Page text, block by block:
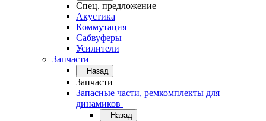
Спец. предложение
Акустика
Коммутация
Сабвуферы
Усилители
Запчасти
Назад
Запчасти
Запасные части, ремкомплекты для
динамиков
Назад